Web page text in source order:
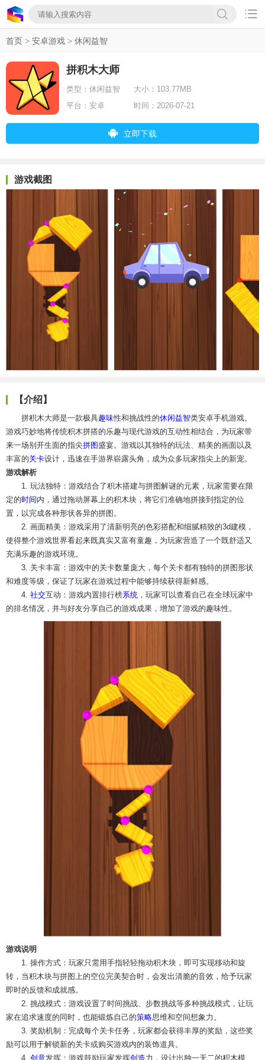

首页 > 安卓游戏 > 休闲益智
拼积木大师
类型： 休闲益智 大小： 103.77MB
平台： 安卓 时间： 2026-07-21
立即下载
游戏截图
【介绍】
拼积木大师是一款极具趣味性和挑战性的休闲益智类安卓手机游戏。
游戏巧妙地将传统积木拼搭的乐趣与现代游戏的互动性相结合，为玩家带
来一场别开生面的指尖拼图盛宴。游戏以其独特的玩法、精美的画面以及
丰富的关卡设计，迅速在手游界崭露头角，成为众多玩家指尖上的新宠。
游戏解析
1. 玩法独特：游戏结合了积木搭建与拼图解谜的元素，玩家需要在限
定的时间内，通过拖动屏幕上的积木块，将它们准确地拼接到指定的位
置，以完成各种形状各异的拼图。
2. 画面精美：游戏采用了清新明亮的色彩搭配和细腻精致的3d建模，
使得整个游戏世界看起来既真实又富有童趣，为玩家营造了一个既舒适又
充满乐趣的游戏环境。
3. 关卡丰富：游戏中的关卡数量庞大，每个关卡都有独特的拼图形状
和难度等级，保证了玩家在游戏过程中能够持续获得新鲜感。
4. 社交互动：游戏内置排行榜系统 ，玩家可以查看自己在全球玩家中
的排名情况，并与好友分享自己的游戏成果，增加了游戏的趣味性。
游戏说明
1. 操作方式：玩家只需用手指轻轻拖动积木块，即可实现移动和旋
转，当积木块与拼图上的空位完美契合时，会发出清脆的音效，给予玩家
即时的反馈和成就感。
2. 挑战模式：游戏设置了时间挑战、步数挑战等多种挑战模式，让玩
家在追求速度的同时，也能锻炼自己的策略思维和空间想象力。
3. 奖励机制：完成每个关卡任务，玩家都会获得丰厚的奖励，这些奖
励可以用于解锁新的关卡或购买游戏内的装饰道具。
4. 创意发挥：游戏鼓励玩家发挥创造力，设计出独一无二的积木模